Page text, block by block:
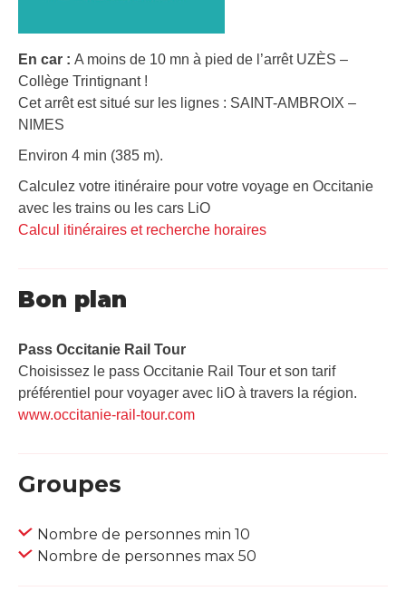
En car : A moins de 10 mn à pied de l’arrêt UZÈS –
Collège Trintignant !
Cet arrêt est situé sur les lignes : SAINT-AMBROIX –
NIMES
Environ 4 min (385 m).
Calculez votre itinéraire pour votre voyage en Occitanie
avec les trains ou les cars LiO
Calcul itinéraires et recherche horaires
Bon plan
Pass Occitanie Rail Tour​
Choisissez le pass Occitanie Rail Tour et son tarif
préférentiel pour voyager avec liO à travers la région.
www.occitanie-rail-tour.com
Groupes
Nombre de personnes min 10
Nombre de personnes max 50